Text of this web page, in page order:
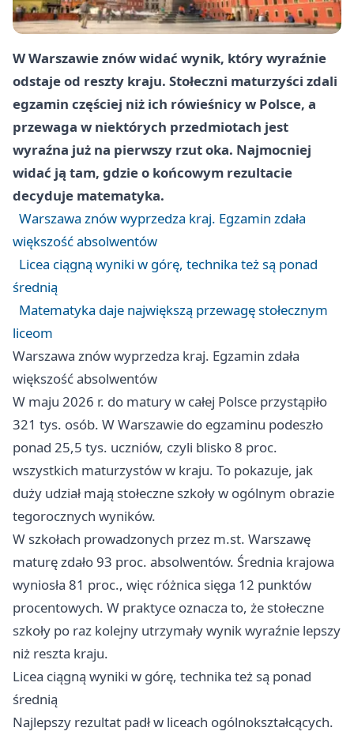
W Warszawie znów widać wynik, który wyraźnie
odstaje od reszty kraju. Stołeczni maturzyści zdali
egzamin częściej niż ich rówieśnicy w Polsce, a
przewaga w niektórych przedmiotach jest
wyraźna już na pierwszy rzut oka. Najmocniej
widać ją tam, gdzie o końcowym rezultacie
decyduje matematyka.
Warszawa znów wyprzedza kraj. Egzamin zdała
większość absolwentów
Licea ciągną wyniki w górę, technika też są ponad
średnią
Matematyka daje największą przewagę stołecznym
liceom
Warszawa znów wyprzedza kraj. Egzamin zdała
większość absolwentów
W maju 2026 r. do matury w całej Polsce przystąpiło
321 tys. osób. W Warszawie do egzaminu podeszło
ponad 25,5 tys. uczniów, czyli blisko 8 proc.
wszystkich maturzystów w kraju. To pokazuje, jak
duży udział mają stołeczne szkoły w ogólnym obrazie
tegorocznych wyników.
W szkołach prowadzonych przez m.st. Warszawę
maturę zdało 93 proc. absolwentów. Średnia krajowa
wyniosła 81 proc., więc różnica sięga 12 punktów
procentowych. W praktyce oznacza to, że stołeczne
szkoły po raz kolejny utrzymały wynik wyraźnie lepszy
niż reszta kraju.
Licea ciągną wyniki w górę, technika też są ponad
średnią
Najlepszy rezultat padł w liceach ogólnokształcących.